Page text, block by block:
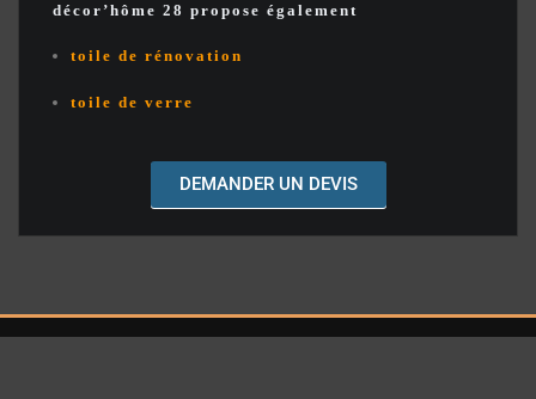
décor’hôme 28 propose également
toile de rénovation
toile de verre
DEMANDER UN DEVIS